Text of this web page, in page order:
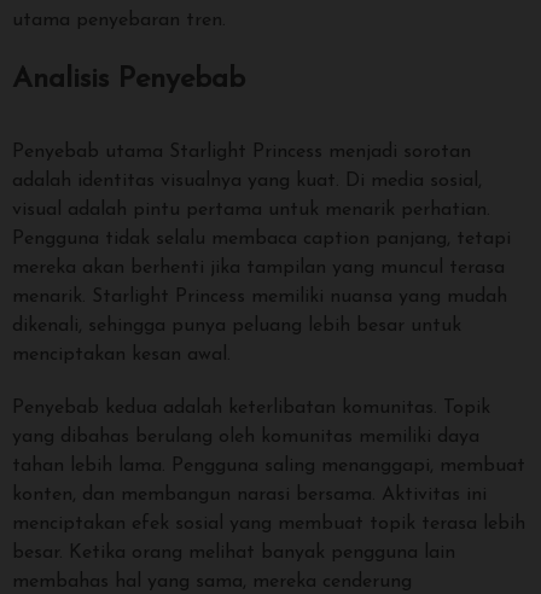
utama penyebaran tren.
Analisis Penyebab
Penyebab utama Starlight Princess menjadi sorotan
adalah identitas visualnya yang kuat. Di media sosial,
visual adalah pintu pertama untuk menarik perhatian.
Pengguna tidak selalu membaca caption panjang, tetapi
mereka akan berhenti jika tampilan yang muncul terasa
menarik. Starlight Princess memiliki nuansa yang mudah
dikenali, sehingga punya peluang lebih besar untuk
menciptakan kesan awal.
Penyebab kedua adalah keterlibatan komunitas. Topik
yang dibahas berulang oleh komunitas memiliki daya
tahan lebih lama. Pengguna saling menanggapi, membuat
konten, dan membangun narasi bersama. Aktivitas ini
menciptakan efek sosial yang membuat topik terasa lebih
besar. Ketika orang melihat banyak pengguna lain
membahas hal yang sama, mereka cenderung